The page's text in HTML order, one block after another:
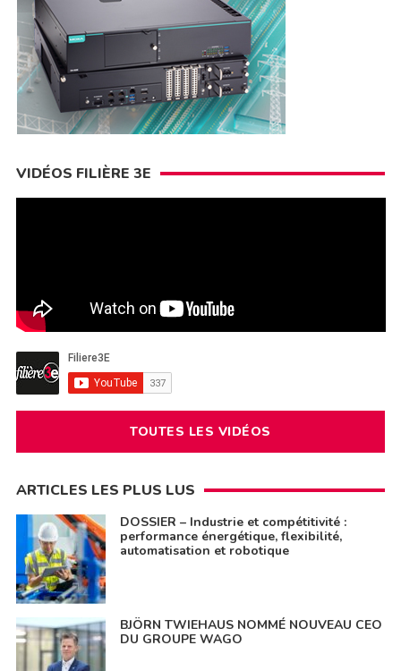
VIDÉOS FILIÈRE 3E
TOUTES LES VIDÉOS
ARTICLES LES PLUS LUS
DOSSIER – Industrie et compétitivité :
performance énergétique, flexibilité,
automatisation et robotique
BJÖRN TWIEHAUS NOMMÉ NOUVEAU CEO
DU GROUPE WAGO